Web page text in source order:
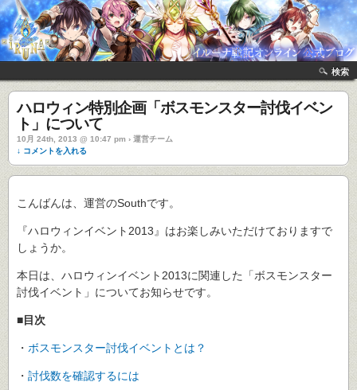
検索
ハロウィン特別企画「ボスモンスター討伐イベン
ト」について
10月 24th, 2013 @ 10:47 pm › 運営チーム
↓ コメントを入れる
こんばんは、運営のSouthです。
『ハロウィンイベント2013』はお楽しみいただけておりますで
しょうか。
本日は、ハロウィンイベント2013に関連した「ボスモンスター
討伐イベント」についてお知らせです。
■目次
・ ボスモンスター討伐イベントとは？
・ 討伐数を確認するには